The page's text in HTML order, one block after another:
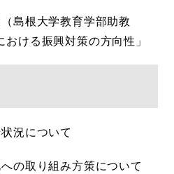
根大学教育学部助教
ける振興対策の方向性」
況について
の取り組み方策について